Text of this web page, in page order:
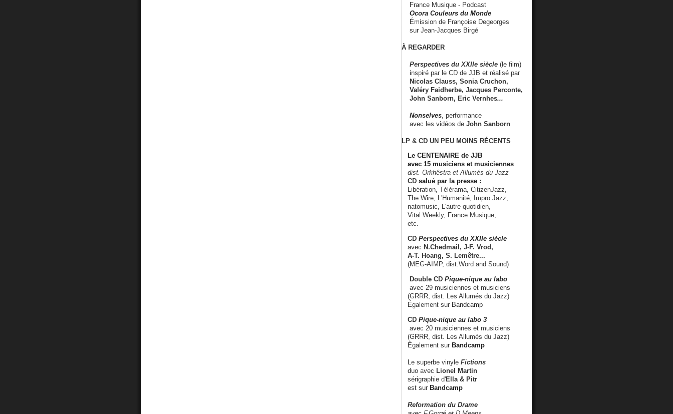
France Musique - Podcast
Ocora Couleurs du Monde
Émission de Françoise Degeorges
sur Jean-Jacques Birgé
À REGARDER
Perspectives du XXIIe siècle (le film)
inspiré par le CD de JJB et réalisé par
Nicolas Clauss, Sonia Cruchon,
Valéry Faidherbe, Jacques Perconte,
John Sanborn, Eric Vernhes...
Nonselves , performance
avec les vidéos de John Sanborn
LP & CD UN PEU MOINS RÉCENTS
Le CENTENAIRE de JJB
avec 15 musiciens et musiciennes
dist. Orkhêstra et Allumés du Jazz
CD salué par la presse :
Libération, Télérama, CitizenJazz,
The Wire, L'Humanité, Impro Jazz,
natomusic, L'autre quotidien,
Vital Weekly, France Musique,
etc.
CD Perspectives du XXIIe siècle
avec N.Chedmail, J-F. Vrod,
A-T. Hoang, S. Lemêtre...
(MEG-AIMP, dist.Word and Sound)
Double CD Pique-nique au labo
avec 29 musiciennes et musiciens
(GRRR, dist. Les Allumés du Jazz)
Également sur Bandcamp
CD Pique-nique au labo 3
avec 20 musiciennes et musiciens
(GRRR, dist. Les Allumés du Jazz)
Également sur Bandcamp
Le superbe vinyle Fictions
duo avec Lionel Martin
sérigraphie d'Ella & Pitr
est sur Bandcamp
Reformation du Drame